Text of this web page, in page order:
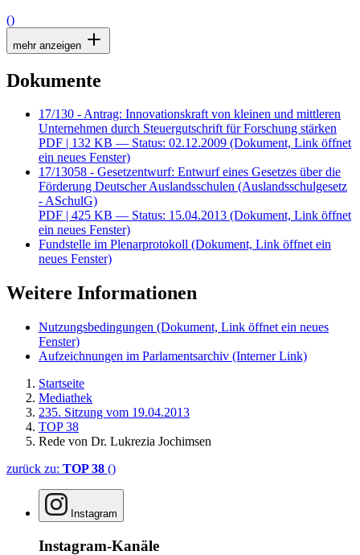
()
mehr anzeigen
Dokumente
17/130 - Antrag: Innovationskraft von kleinen und mittleren
Unternehmen durch Steuergutschrift für Forschung stärken
PDF | 132 KB — Status: 02.12.2009 (Dokument, Link öffnet
ein neues Fenster)
17/13058 - Gesetzentwurf: Entwurf eines Gesetzes über die
Förderung Deutscher Auslandsschulen (Auslandsschulgesetz
- ASchulG)
PDF | 425 KB — Status: 15.04.2013 (Dokument, Link öffnet
ein neues Fenster)
Fundstelle im Plenarprotokoll (Dokument, Link öffnet ein
neues Fenster)
Weitere Informationen
Nutzungsbedingungen (Dokument, Link öffnet ein neues
Fenster)
Aufzeichnungen im Parlamentsarchiv (Interner Link)
Startseite
Mediathek
235. Sitzung vom 19.04.2013
TOP 38
Rede von Dr. Lukrezia Jochimsen
zurück zu: TOP 38 ()
Instagram
Instagram-Kanäle